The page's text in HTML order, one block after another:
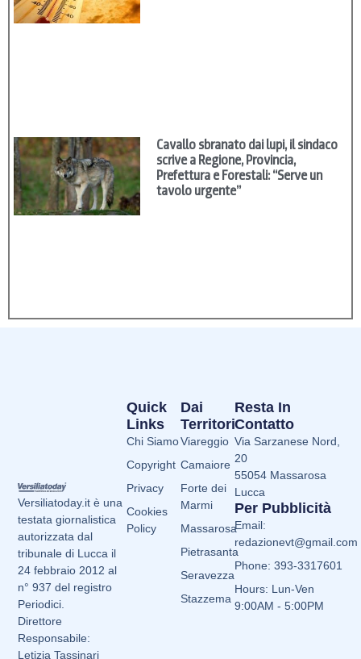
Cavallo sbranato dai lupi, il sindaco
scrive a Regione, Provincia,
Prefettura e Forestali: “Serve un
tavolo urgente”
Versiliatoday.it è una
testata giornalistica
autorizzata dal
tribunale di Lucca il
24 febbraio 2012 al
n° 937 del registro
Periodici.
Direttore
Responsabile:
Letizia Tassinari
Dai
Territori
Viareggio
Camaiore
Forte dei
Marmi
Massarosa
Pietrasanta
Seravezza
Stazzema
Quick
Links
Chi Siamo
Copyright
Privacy
Cookies
Policy
Resta In
Contatto
Via Sarzanese Nord,
20
55054 Massarosa
Lucca
Per Pubblicità
Email:
redazionevt@gmail.com
Phone: 393-3317601
Hours: Lun-Ven
9:00AM - 5:00PM